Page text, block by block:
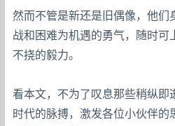
然而不管是新还是旧偶像，他们
战和困难为机遇的勇气，随时可
不挠的毅力。
看本文，不为了叹息那些稍纵即
时代的脉搏，激发各位小伙伴的